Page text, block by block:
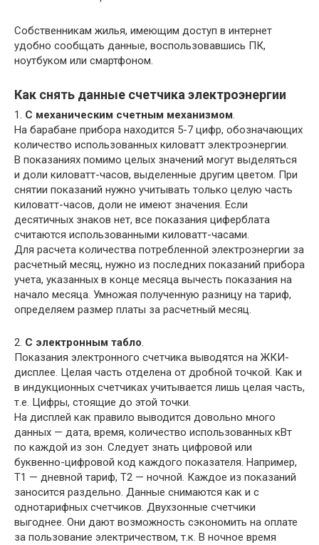
Собственникам жилья, имеющим доступ в интернет
удобно сообщать данные, воспользовавшись ПК,
ноутбуком или смартфоном.
Как снять данные счетчика электроэнергии
1. С механическим счетным механизмом.
На барабане прибора находится 5-7 цифр, обозначающих
количество использованных киловатт электроэнергии.
В показаниях помимо целых значений могут выделяться
и доли киловатт-часов, выделенные другим цветом. При
снятии показаний нужно учитывать только целую часть
киловатт-часов, доли не имеют значения. Если
десятичных знаков нет, все показания циферблата
считаются использованными киловатт-часами.
Для расчета количества потребленной электроэнергии за
расчетный месяц, нужно из последних показаний прибора
учета, указанных в конце месяца вычесть показания на
начало месяца. Умножая полученную разницу на тариф,
определяем размер платы за расчетный месяц.
2. С электронным табло.
Показания электронного счетчика выводятся на ЖКИ-
дисплее. Целая часть отделена от дробной точкой. Как и
в индукционных счетчиках учитывается лишь целая часть,
т.е. Цифры, стоящие до этой точки.
На дисплей как правило выводится довольно много
данных — дата, время, количество использованных кВт
по каждой из зон. Следует знать цифровой или
буквенно-цифровой код каждого показателя. Например,
Т1 — дневной тариф, Т2 — ночной. Каждое из показаний
заносится раздельно. Данные снимаются как и с
однотарифных счетчиков. Двухзонные счетчики
выгоднее. Они дают возможность сэкономить на оплате
за пользование электричеством, т.к. В ночное время